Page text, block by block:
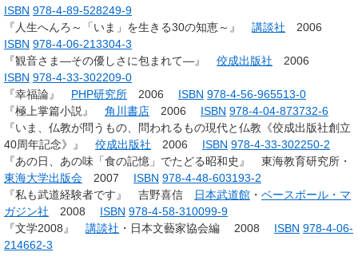
ISBN 978-4-89-528249-9
『人生へんろ～「いま」を生きる30の知恵～』 講談社 2006
ISBN 978-4-06-213304-3
『観音さま―その優しさに包まれて―』 佼成出版社 2006
ISBN 978-4-33-302209-0
『幸福論』 PHP研究所 2006 ISBN 978-4-56-965513-0
『極上掌篇小説』 角川書店 2006 ISBN 978-4-04-873732-6
『いま、仏教が問うもの、問われるもの現代と仏教《佼成出版社創立
40周年記念》』 佼成出版社 2006 ISBN 978-4-33-302250-2
『あの日、あの味「食の記憶」でたどる昭和史』 東海教育研究所・
東海大学出版会 2007 ISBN 978-4-48-603193-2
『私も武道経験者です』 吉野喜信
日本武道館 ・ ベースボール・マ
ガジン社 2008 ISBN 978-4-58-310099-9
『文学2008』 講談社 ・日本文藝家協会編 2008 ISBN 978-4-06-
214662-3